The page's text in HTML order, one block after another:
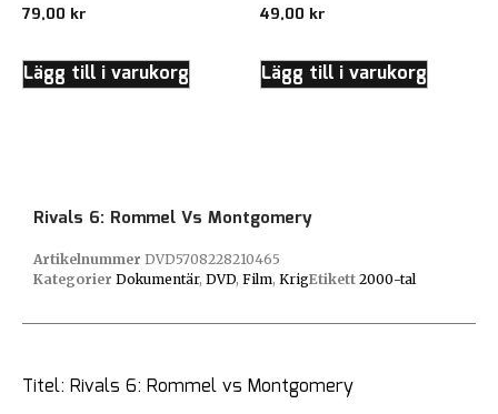
Rivals 6: Rommel Vs Montgomery
Artikelnummer DVD5708228210465
Kategorier Dokumentär, DVD, Film, KrigEtikett 2000-tal
Titel: Rivals 6: Rommel vs Montgomery
79,00 kr
Lägg till i varukorg
49,00 kr
Lägg till i varukorg